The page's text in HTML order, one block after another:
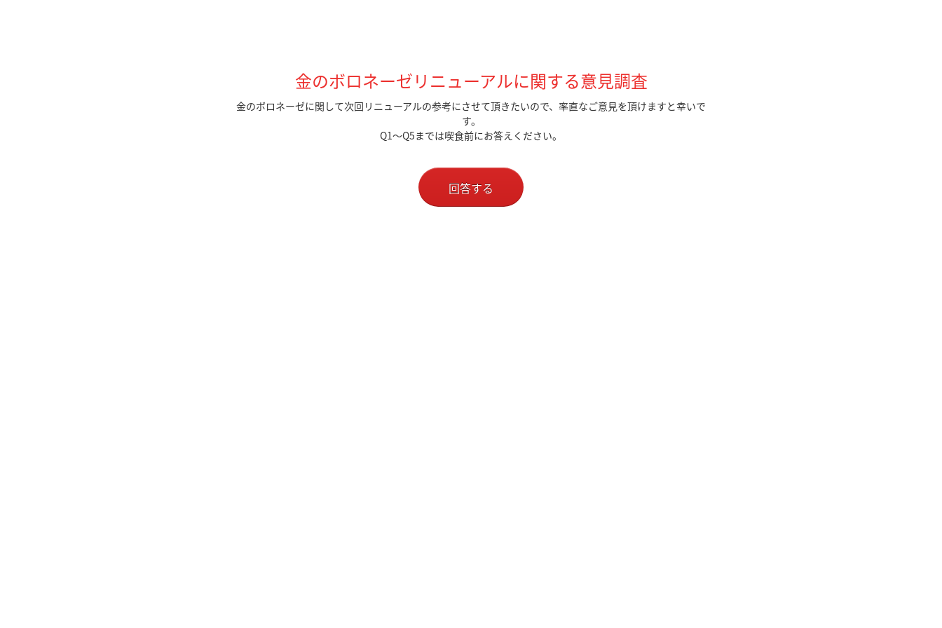
金のボロネーゼリニューアルに関する意見調査
金のボロネーゼに関して次回リニューアルの参考にさせて頂きたいので、率直なご意見を頂けますと幸いで
す。
Q1～Q5までは喫食前にお答えください。
回答する